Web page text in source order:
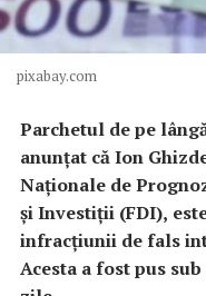
pixabay.com
Parchetul de pe
anunțat că Ion
Naționale de
și Investiții (FDI),
infracțiunii de fals
Acesta a fost pus